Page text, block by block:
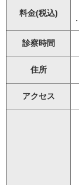
料金(税込)
診察時間
住所
アクセス